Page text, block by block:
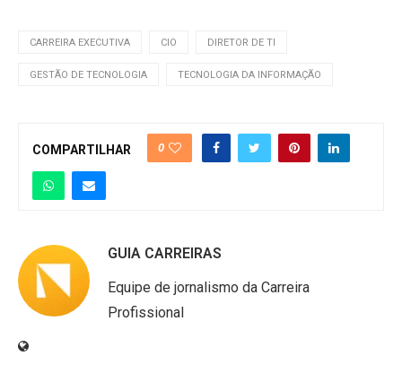
CARREIRA EXECUTIVA CIO DIRETOR DE TI
GESTÃO DE TECNOLOGIA TECNOLOGIA DA INFORMAÇÃO
COMPARTILHAR 0
GUIA CARREIRAS
Equipe de jornalismo da Carreira
Profissional